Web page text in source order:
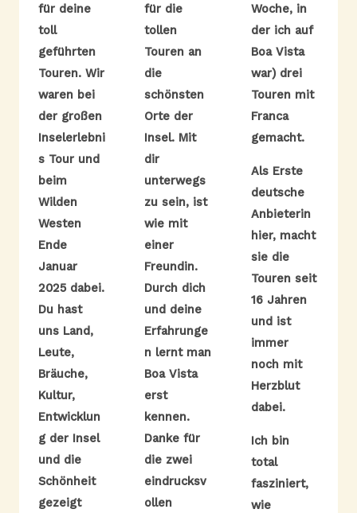
für deine
toll
geführten
Touren. Wir
waren bei
der großen
Inselerlebni
s Tour und
beim
Wilden
Westen
Ende
Januar
2025 dabei.
Du hast
uns Land,
Leute,
Bräuche,
Kultur,
Entwicklun
g der Insel
und die
Schönheit
gezeigt
für die
tollen
Touren an
die
schönsten
Orte der
Insel. Mit
dir
unterwegs
zu sein, ist
wie mit
einer
Freundin.
Durch dich
und deine
Erfahrunge
n lernt man
Boa Vista
erst
kennen.
Danke für
die zwei
eindrucksv
ollen
Woche, in
der ich auf
Boa Vista
war) drei
Touren mit
Franca
gemacht.
Als Erste
deutsche
Anbieterin
hier, macht
sie die
Touren seit
16 Jahren
und ist
immer
noch mit
Herzblut
dabei.
Ich bin
total
fasziniert,
wie